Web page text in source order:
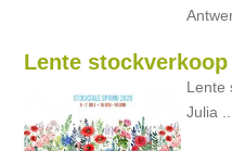
Lente
Lente
Julia ...